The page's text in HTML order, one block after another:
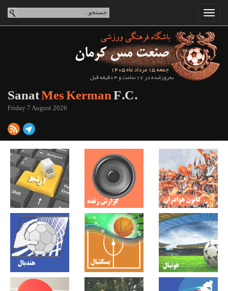
جمعه 15 مرداد ماه 1405
به‌روزشده در 17 ساعت و 4 دقیقه قبل
SanatMes KermanF.C.
Friday 7 August 2026